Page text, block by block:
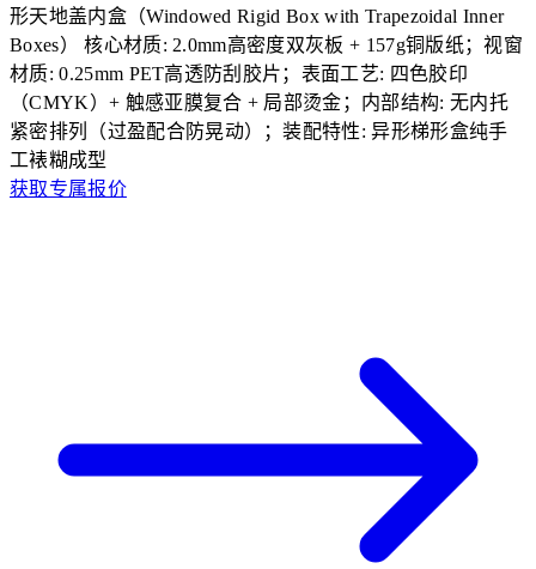
形天地盖内盒（Windowed Rigid Box with Trapezoidal Inner
Boxes）
核心材质: 2.0mm高密度双灰板 + 157g铜版纸；视窗
材质: 0.25mm PET高透防刮胶片；表面工艺: 四色胶印
（CMYK）+ 触感亚膜复合 + 局部烫金；内部结构: 无内托
紧密排列（过盈配合防晃动）；装配特性: 异形梯形盒纯手
工裱糊成型
获取专属报价